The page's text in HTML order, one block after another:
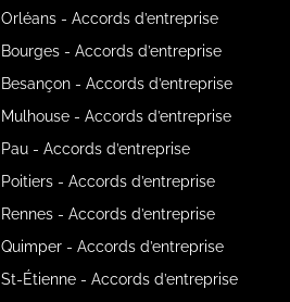
- Accords d’entreprise
- Accords d’entreprise
- Accords d’entreprise
- Accords d’entreprise
- Accords d’entreprise
- Accords d’entreprise
- Accords d’entreprise
- Accords d’entreprise
Étienne - Accords d’entreprise